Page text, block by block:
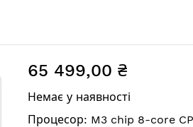
65 499,00 ₴
Немає у наявності
Процесор: M3 chip 8-core